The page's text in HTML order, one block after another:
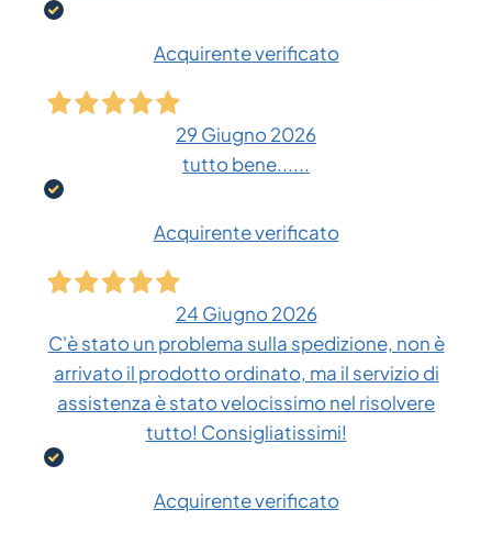
Acquirente verificato
29 Giugno 2026
tutto bene......
Acquirente verificato
24 Giugno 2026
C'è stato un problema sulla spedizione, non è
arrivato il prodotto ordinato, ma il servizio di
assistenza è stato velocissimo nel risolvere
tutto! Consigliatissimi!
Acquirente verificato